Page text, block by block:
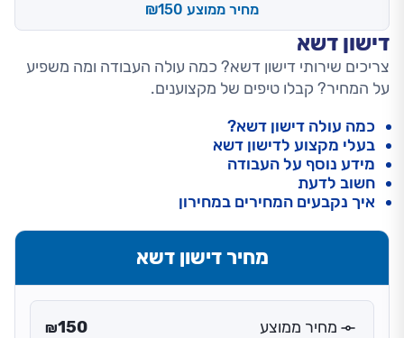
דישון דשא
צריכים שירותי דישון דשא? כמה עולה העבודה ומה משפיע
על המחיר? קבלו טיפים של מקצוענים.
מחיר ממוצע ₪150
כמה עולה דישון דשא?
בעלי מקצוע לדישון דשא
מידע נוסף על העבודה
חשוב לדעת
איך נקבעים המחירים במחירון
מחיר דישון דשא
מחיר ממוצע ₪150